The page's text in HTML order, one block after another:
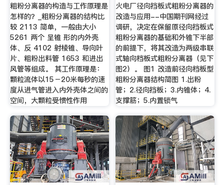
粗粉分离器的构造与工作原理是
怎样的？_粗粉分离器的结构比
较 2113 简单，一般由大小
5261 两个 呈锥 形的内外壳
体、反 4102 射棱锥、导向叶
片、粗粉出料管 1653 和进出
风管等组成。 其工作原理是：
颗粒流体以15－20米每秒的速
度从进气管进入内外壳体之间的
空间，大颗粒受惯性作用
火电厂径向挡板式粗粉分离器的
改造与应用--中国期刊网经过
调研，决定在保留原径向挡板式
粗粉分离器的基础和外锥下半部
的前提下，将其改造为两级串联
式轴向档板式粗粉分离器（见下
图2）。 图1 改造前径向档板型
粗粉分离器结构简图 1.出粉
管；2.径向挡板；3.内锥体；4.
支撑筋；5.内置锁气